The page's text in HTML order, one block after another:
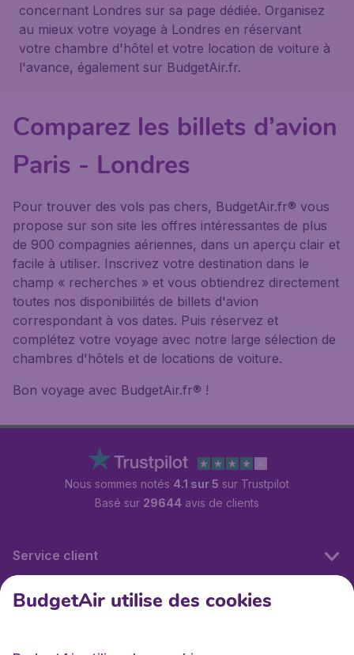
concernant Londres sur sa page dédiée. Organisez
au mieux votre voyage à Londres en réservant
votre chambre d'hôtel et votre location de voiture à
l'avance, également sur BudgetAir.fr.
Comparez les billets d’avion
Paris - Londres
Pour trouver des vols pas chers, BudgetAir.fr® vous
propose sur son site les offres intéressantes de plus
de 900 compagnies aériennes, dans un aperçu clair et
facile à utiliser. Inscrivez votre destination dans le
champ « recherches » et vous obtiendrez directement
toutes nos disponibilités de billets d'avion
correspondant à vos dates. Puis réservez et
complétez votre voyage avec notre large sélection de
chambres d'hôtels et de locations de voiture.
Bon voyage avec BudgetAir.fr® !
Nous sommes notés 4.1 sur 5 sur Trustpilot
Basé sur 29644 avis de clients
Service client
BudgetAir.fr
BudgetAir utilise des cookies